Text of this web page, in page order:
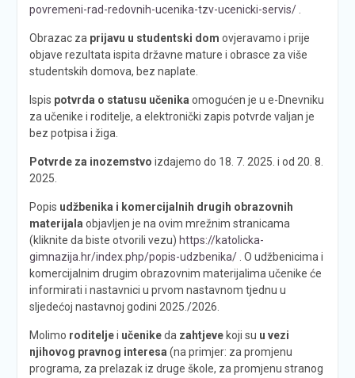
povremeni-rad-redovnih-ucenika-tzv-ucenicki-servis/.
Obrazac za prijavu u studentski dom ovjeravamo i prije
objave rezultata ispita državne mature i obrasce za više
studentskih domova, bez naplate.
Ispis potvrda o statusu učenika omogućen je u e-Dnevniku
za učenike i roditelje, a elektronički zapis potvrde valjan je
bez potpisa i žiga.
Potvrde za inozemstvo izdajemo do 18. 7. 2025. i od 20. 8.
2025.
Popis udžbenika i komercijalnih drugih obrazovnih
materijala objavljen je na ovim mrežnim stranicama
(kliknite da biste otvorili vezu) https://katolicka-
gimnazija.hr/index.php/popis-udzbenika/. O udžbenicima i
komercijalnim drugim obrazovnim materijalima učenike će
informirati i nastavnici u prvom nastavnom tjednu u
sljedećoj nastavnoj godini 2025./2026.
Molimo roditeljei učenikeda zahtjevekoji su u vezi
njihovog pravnog interesa (na primjer: za promjenu
programa, za prelazak iz druge škole, za promjenu stranog